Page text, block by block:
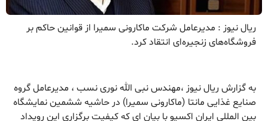
ریال نیوز : مدیرعامل شرکت ماکارونی سمیرا از قوانین حاکم بر
فروشگاه‌های زنجیره‌ای انتقاد کرد.
‎به گزارش ریال نیوز ،مهندس نبی الله نوری نسب ، مدیرعامل گروه
صنایع غذایی مانتا (ماکارونی سمیرا) در حاشیه ششمین نمایشگاه
بین المللی ایران اکسپو با بیان ای که کیفیت برگزاری این رویداد